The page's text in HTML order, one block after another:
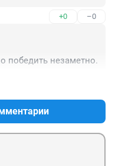
+0 –0
победить незаметно.